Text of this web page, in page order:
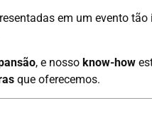
em um evento
, e nosso know-how
que oferecemos.